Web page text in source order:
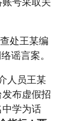
处王某编
谣言案。
人员王某
布虚假招
学为话